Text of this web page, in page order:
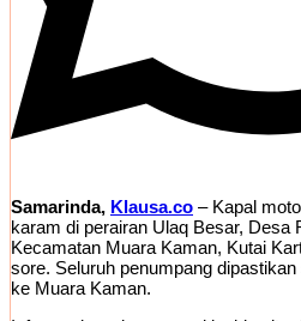
Samarinda, Klausa.co – Kapal
karam di perairan Ulaq Besar, Desa
Kecamatan Muara Kaman, Kutai
sore. Seluruh penumpang
ke Muara Kaman.